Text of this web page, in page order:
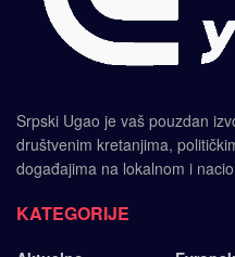
Srpski Ugao je vaš pouzdan
društvenim kretanjima,
događajima na lokalnom i
KATEGORIJE